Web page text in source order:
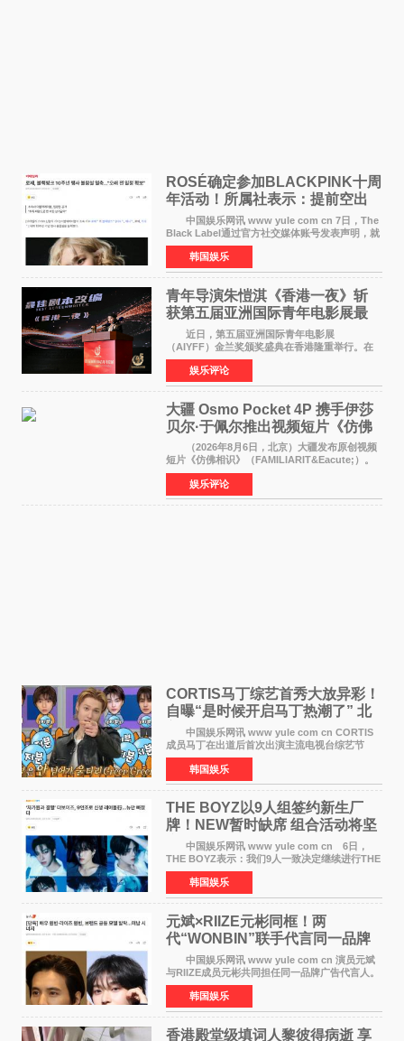
ROSÉ确定参加BLACKPINK十周
年活动！所属社表示：提前空出
了时间
中国娱乐网讯 www yule com cn 7日，The
Black Label通过官方社交媒体账号发表声明，就
近期网络上关于ROS&Eacute;个人行程及是否参
加BLACKPINK出道纪念活动的种种猜测作出正
式回应。 Th
韩国娱乐
青年导演朱愷淇《香港一夜》斩
获第五届亚洲国际青年电影展最
佳剧本改编奖
近日，第五届亚洲国际青年电影展
（AIYFF）金兰奖颁奖盛典在香港隆重举行。在
这场汇聚数百位海内外电影人、文化界人士及媒
体代表的亚洲青年影视盛会上，香港本土电影
《香港一夜》（Dawn in Ho
娱乐评论
大疆 Osmo Pocket 4P 携手伊莎
贝尔·于佩尔推出视频短片《仿佛
相识》
（2026年8月6日，北京）大疆发布原创视频
短片《仿佛相识》（FAMILIARIT&Eacute;）。
视频短片由戛纳国际电影节最佳女演员伊莎贝尔·
于佩尔（Isabelle Huppert）主演，全程使用大
疆首款双主摄口
娱乐评论
CORTIS马丁综艺首秀大放异彩！
自曝“是时候开启马丁热潮了” 北
美巡演火热进行中
中国娱乐网讯 www yule com cn CORTIS
成员马丁在出道后首次出演主流电视台综艺节
目，展现了多才多艺的魅力。 马丁出演了5日
播出的MBC《Radio Star》Fashion与Passion
之间，I&lsquo;m
韩国娱乐
THE BOYZ以9人组签约新生厂
牌！NEW暂时缺席 组合活动将坚
定不移继续
中国娱乐网讯 www yule com cn 6日，
THE BOYZ表示：我们9人一致决定继续进行THE
BOYZ组合活动，并且已经完成了组合团体活动
签约。目前正在新生厂牌下进行活动准备。尚未
离开THE BOYZ原所
韩国娱乐
元斌×RIIZE元彬同框！两
代“WONBIN”联手代言同一品牌
颜值天花板合体
中国娱乐网讯 www yule com cn 演员元斌
与RIIZE成员元彬共同担任同一品牌广告代言人。
6日据独家报道，继演员元斌之后，RIIZE元彬最
近也被选为某在线中介平台A公司的共同广告代言
人，两人将作
韩国娱乐
香港殿堂级填词人黎彼得病逝 享